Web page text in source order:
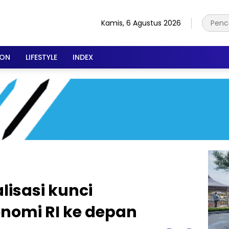
Kamis, 6 Agustus 2026
LIFESTYLE INDEX
kunci
RI ke depan